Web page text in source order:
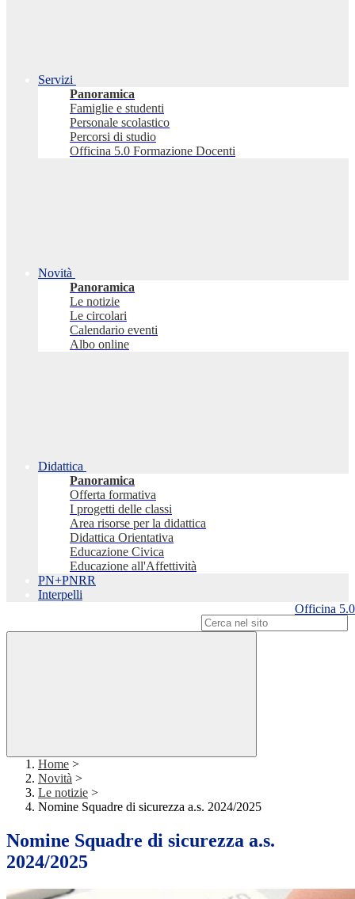
Servizi
Panoramica
Famiglie e studenti
Personale scolastico
Percorsi di studio
Officina 5.0 Formazione Docenti
Novità
Panoramica
Le notizie
Le circolari
Calendario eventi
Albo online
Didattica
Panoramica
Offerta formativa
I progetti delle classi
Area risorse per la didattica
Didattica Orientativa
Educazione Civica
Educazione all'Affettività
PN+PNRR
Interpelli
Officina 5.0
Home >
Novità >
Le notizie >
Nomine Squadre di sicurezza a.s. 2024/2025
Nomine Squadre di sicurezza a.s.
2024/2025